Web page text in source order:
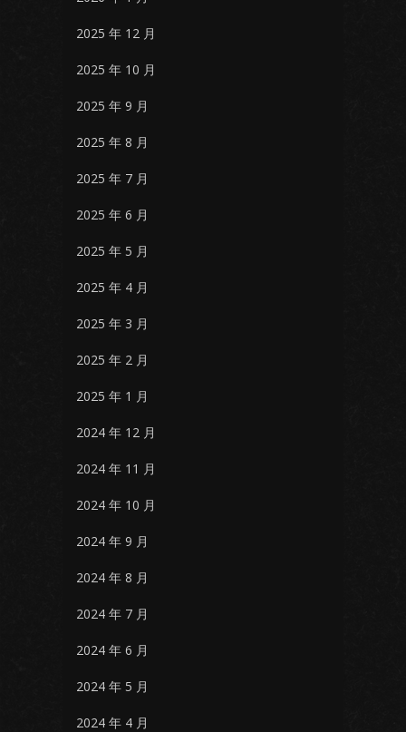
2025 年 12 月
2025 年 10 月
2025 年 9 月
2025 年 8 月
2025 年 7 月
2025 年 6 月
2025 年 5 月
2025 年 4 月
2025 年 3 月
2025 年 2 月
2025 年 1 月
2024 年 12 月
2024 年 11 月
2024 年 10 月
2024 年 9 月
2024 年 8 月
2024 年 7 月
2024 年 6 月
2024 年 5 月
2024 年 4 月